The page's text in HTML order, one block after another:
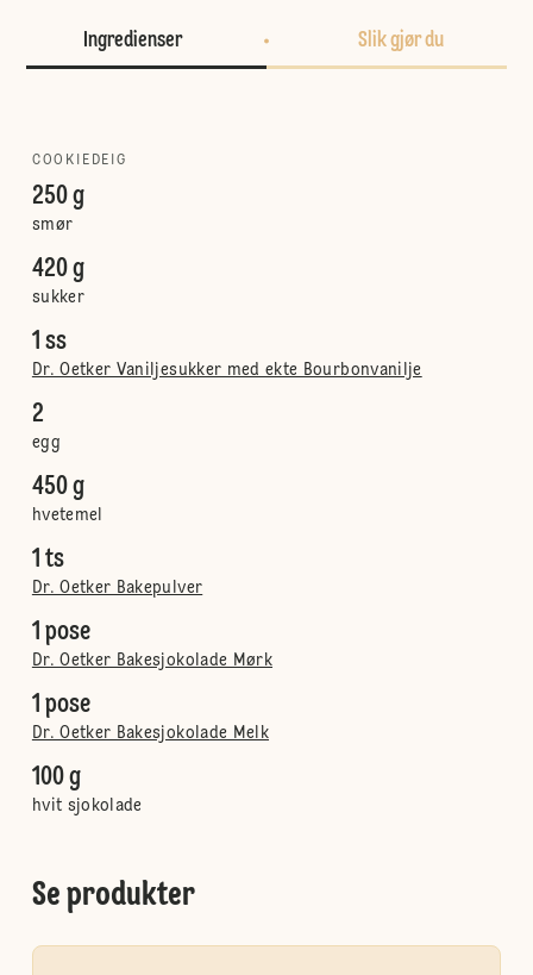
Ingredienser Slik gjør du
COOKIEDEIG
250 g
smør
420 g
sukker
1 ss
Dr. Oetker Vaniljesukker med ekte Bourbonvanilje
2
egg
450 g
hvetemel
1 ts
Dr. Oetker Bakepulver
1 pose
Dr. Oetker Bakesjokolade Mørk
1 pose
Dr. Oetker Bakesjokolade Melk
100 g
hvit sjokolade
Se produkter